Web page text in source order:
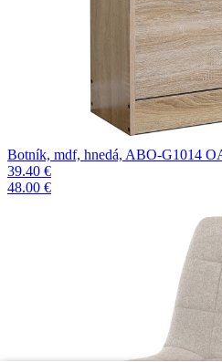
Botník, mdf, hnedá, ABO-G1014
39.40 €
48.00 €